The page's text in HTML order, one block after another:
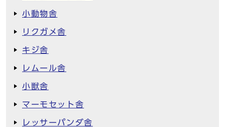
小動物舎
リクガメ舎
キジ舎
レムール舎
小獣舎
マーモセット舎
レッサーパンダ舎